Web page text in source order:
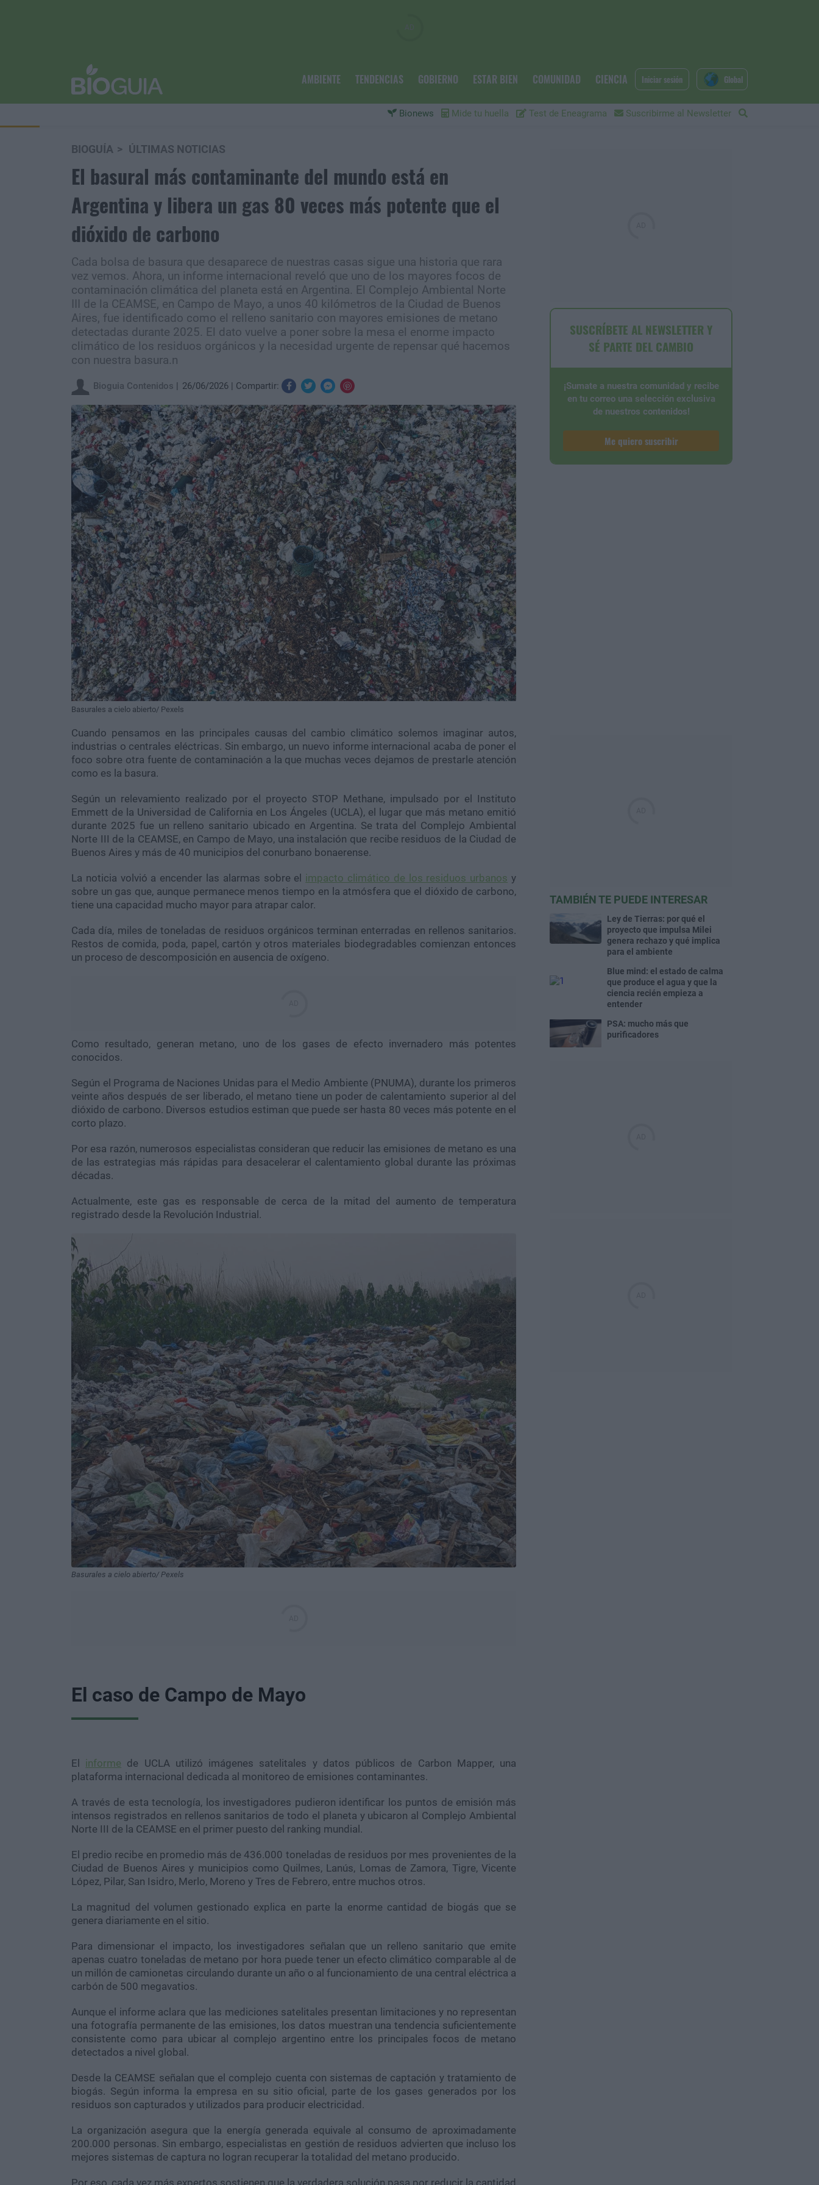
AMBIENTE TENDENCIAS GOBIERNO ESTAR BIEN COMUNIDAD CIENCIA
Bionews Mide tu huella Test de Eneagrama Suscribirme al Newsletter
Iniciar sesión Global
BIOGUÍA ÚLTIMAS NOTICIAS
El basural más contaminante del mundo está en
Argentina y libera un gas 80 veces más potente que el
dióxido de carbono
Cada bolsa de basura que desaparece de nuestras casas sigue una historia que rara
vez vemos. Ahora, un informe internacional reveló que uno de los mayores focos de
contaminación climática del planeta está en Argentina. El Complejo Ambiental Norte
III de la CEAMSE, en Campo de Mayo, a unos 40 kilómetros de la Ciudad de Buenos
Aires, fue identificado como el relleno sanitario con mayores emisiones de metano
detectadas durante 2025. El dato vuelve a poner sobre la mesa el enorme impacto
climático de los residuos orgánicos y la necesidad urgente de repensar qué hacemos
con nuestra basura.n
Bioguia Contenidos 26/06/2026 Compartir:
Basurales a cielo abierto/ Pexels
Cuando pensamos en las principales causas del cambio climático solemos imaginar autos,
industrias o centrales eléctricas. Sin embargo, un nuevo informe internacional acaba de poner el
foco sobre otra fuente de contaminación a la que muchas veces dejamos de prestarle atención
como es la basura.
Según un relevamiento realizado por el proyecto STOP Methane, impulsado por el Instituto
Emmett de la Universidad de California en Los Ángeles (UCLA), el lugar que más metano emitió
durante 2025 fue un relleno sanitario ubicado en Argentina. Se trata del Complejo Ambiental
Norte III de la CEAMSE, en Campo de Mayo, una instalación que recibe residuos de la Ciudad de
Buenos Aires y más de 40 municipios del conurbano bonaerense.
La noticia volvió a encender las alarmas sobre el impacto climático de los residuos urbanos y
sobre un gas que, aunque permanece menos tiempo en la atmósfera que el dióxido de carbono,
tiene una capacidad mucho mayor para atrapar calor.
Cada día, miles de toneladas de residuos orgánicos terminan enterradas en rellenos sanitarios.
Restos de comida, poda, papel, cartón y otros materiales biodegradables comienzan entonces
un proceso de descomposición en ausencia de oxígeno.
Como resultado, generan metano, uno de los gases de efecto invernadero más potentes
conocidos.
Según el Programa de Naciones Unidas para el Medio Ambiente (PNUMA), durante los primeros
veinte años después de ser liberado, el metano tiene un poder de calentamiento superior al del
dióxido de carbono. Diversos estudios estiman que puede ser hasta 80 veces más potente en el
corto plazo.
Por esa razón, numerosos especialistas consideran que reducir las emisiones de metano es una
de las estrategias más rápidas para desacelerar el calentamiento global durante las próximas
décadas.
Actualmente, este gas es responsable de cerca de la mitad del aumento de temperatura
registrado desde la Revolución Industrial.
Basurales a cielo abierto/ Pexels
El caso de Campo de Mayo
El informe de UCLA utilizó imágenes satelitales y datos públicos de Carbon Mapper, una
plataforma internacional dedicada al monitoreo de emisiones contaminantes.
A través de esta tecnología, los investigadores pudieron identificar los puntos de emisión más
intensos registrados en rellenos sanitarios de todo el planeta y ubicaron al Complejo Ambiental
Norte III de la CEAMSE en el primer puesto del ranking mundial.
El predio recibe en promedio más de 436.000 toneladas de residuos por mes provenientes de la
Ciudad de Buenos Aires y municipios como Quilmes, Lanús, Lomas de Zamora, Tigre, Vicente
López, Pilar, San Isidro, Merlo, Moreno y Tres de Febrero, entre muchos otros.
La magnitud del volumen gestionado explica en parte la enorme cantidad de biogás que se
genera diariamente en el sitio.
Para dimensionar el impacto, los investigadores señalan que un relleno sanitario que emite
apenas cuatro toneladas de metano por hora puede tener un efecto climático comparable al de
un millón de camionetas circulando durante un año o al funcionamiento de una central eléctrica a
carbón de 500 megavatios.
Aunque el informe aclara que las mediciones satelitales presentan limitaciones y no representan
una fotografía permanente de las emisiones, los datos muestran una tendencia suficientemente
consistente como para ubicar al complejo argentino entre los principales focos de metano
detectados a nivel global.
Desde la CEAMSE señalan que el complejo cuenta con sistemas de captación y tratamiento de
biogás. Según informa la empresa en su sitio oficial, parte de los gases generados por los
residuos son capturados y utilizados para producir electricidad.
La organización asegura que la energía generada equivale al consumo de aproximadamente
200.000 personas. Sin embargo, especialistas en gestión de residuos advierten que incluso los
mejores sistemas de captura no logran recuperar la totalidad del metano producido.
Por eso, cada vez más expertos sostienen que la verdadera solución pasa por reducir la cantidad
SUSCRÍBETE AL NEWSLETTER Y
SÉ PARTE DEL CAMBIO
¡Sumate a nuestra comunidad y recibe
en tu correo una selección exclusiva
de nuestros contenidos!
Me quiero suscribir
TAMBIÉN TE PUEDE INTERESAR
Ley de Tierras: por qué el
proyecto que impulsa Milei
genera rechazo y qué implica
para el ambiente
Blue mind: el estado de calma
que produce el agua y que la
ciencia recién empieza a
entender
PSA: mucho más que
purificadores